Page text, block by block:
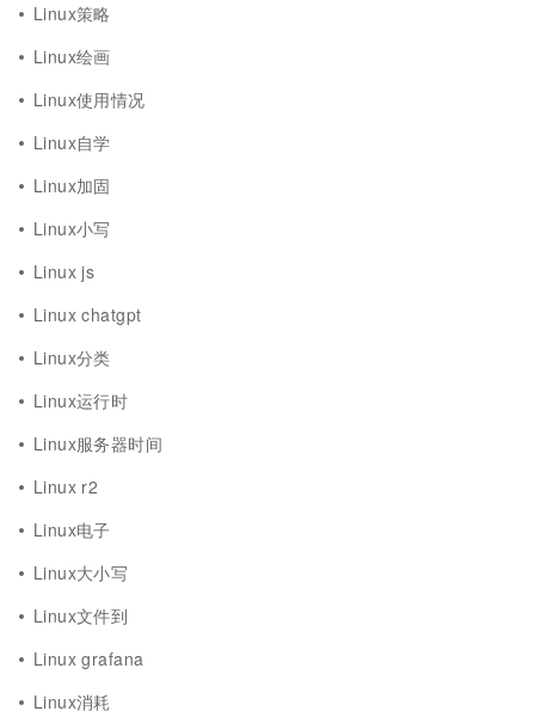
Linux策略
Linux绘画
Linux使用情况
Linux自学
Linux加固
Linux小写
Linux js
Linux chatgpt
Linux分类
Linux运行时
Linux服务器时间
Linux r2
Linux电子
Linux大小写
Linux文件到
Linux grafana
Linux消耗